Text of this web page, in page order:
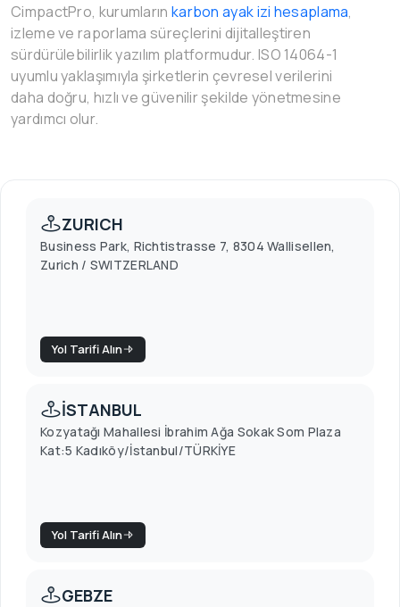
CimpactPro, kurumların karbon ayak izi hesaplama,
izleme ve raporlama süreçlerini dijitalleştiren
sürdürülebilirlik yazılım platformudur. ISO 14064-1
uyumlu yaklaşımıyla şirketlerin çevresel verilerini
daha doğru, hızlı ve güvenilir şekilde yönetmesine
yardımcı olur.
ZURICH
Business Park, Richtistrasse 7, 8304 Wallisellen,
Zurich / SWITZERLAND
Yol Tarifi Alın
İSTANBUL
Kozyatağı Mahallesi İbrahim Ağa Sokak Som Plaza
Kat:5 Kadıköy/İstanbul/TÜRKİYE
Yol Tarifi Alın
GEBZE